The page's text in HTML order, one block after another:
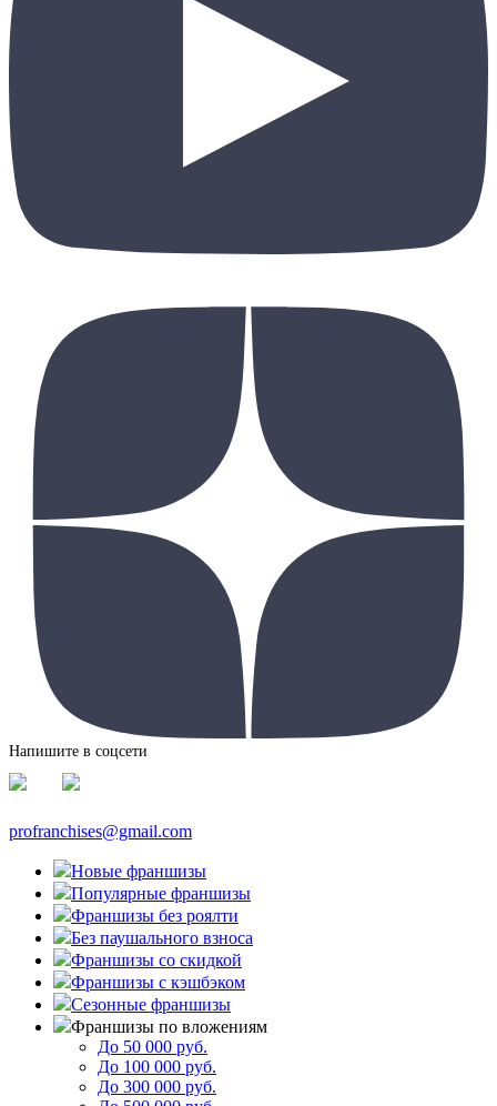
Напишите в соцсети
profranchises@gmail.com
Новые франшизы
Популярные франшизы
Франшизы без роялти
Без паушального взноса
Франшизы со скидкой
Франшизы с кэшбэком
Сезонные франшизы
Франшизы по вложениям
До 50 000 руб.
До 100 000 руб.
До 300 000 руб.